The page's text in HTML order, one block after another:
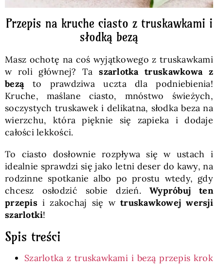
Zdrowo i fit
SKLEP
Polski
Przepis na kruche ciasto z truskawkami i
słodką bezą
Masz ochotę na coś wyjątkowego z truskawkami
w roli głównej? Taszarlotka truskawkowa z
beząto prawdziwa uczta dla podniebienia!
Kruche, maślane ciasto, mnóstwo świeżych,
soczystych truskawek i delikatna, słodka beza na
wierzchu, która pięknie się zapieka i dodaje
całości lekkości.
To ciasto dosłownie rozpływa się w ustach i
idealnie sprawdzi się jako letni deser do kawy, na
rodzinne spotkanie albo po prostu wtedy, gdy
chcesz osłodzić sobie dzień. Wypróbuj ten
przepisi zakochaj się wtruskawkowej wersji
szarlotki!
Spis treści
Szarlotka z truskawkami i bezą przepis krok